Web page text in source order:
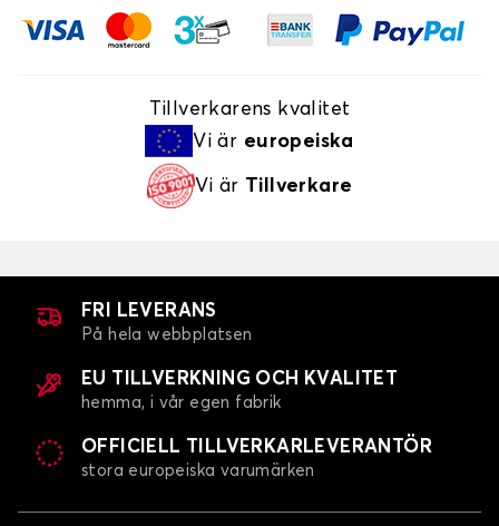
Tillverkarens kvalitet
Vi är europeiska
Vi är Tillverkare
FRI LEVERANS
På hela webbplatsen
EU TILLVERKNING OCH KVALITET
hemma, i vår egen fabrik
OFFICIELL TILLVERKARLEVERANTÖR
stora europeiska varumärken